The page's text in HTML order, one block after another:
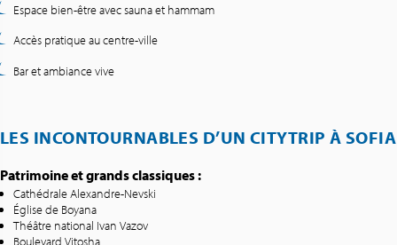
Espace bien-être avec sauna et hammam
Accès pratique au centre-ville
Bar et ambiance vive
LES INCONTOURNABLES D’UN CITYTRIP À SOFIA
Patrimoine et grands classiques :
Cathédrale Alexandre-Nevski
Église de Boyana
Théâtre national Ivan Vazov
Boulevard Vitosha